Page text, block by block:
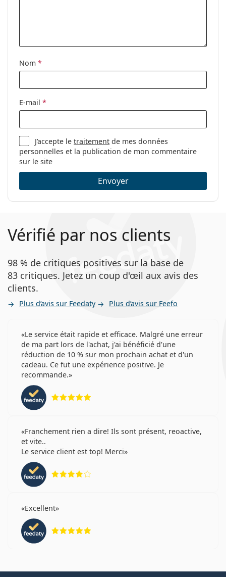
nettoyage:
Autres
Catégorie:
Marque:
Code:
Nom *
E-mail *
J’accepte letraitement de mes données
personnelles et la publication de mon commentaire
sur le site
Envoyer
Vérifié par nos clients
98 % de critiques positives sur la base de
83 critiques. Jetez un coup d'œil aux avis des
clients.
Plus d’avis sur Feedaty Plus d’avis sur Feefo
Le service était rapide et efficace. Malgré une erreur
de ma part lors de l'achat, j'ai bénéficié d'une
réduction de 10 % sur mon prochain achat et d'un
cadeau. Ce fut une expérience positive. Je
recommande.
Franchement rien a dire! Ils sont présent, reoactive,
et vite..
Le service client est top! Merci
Excellent